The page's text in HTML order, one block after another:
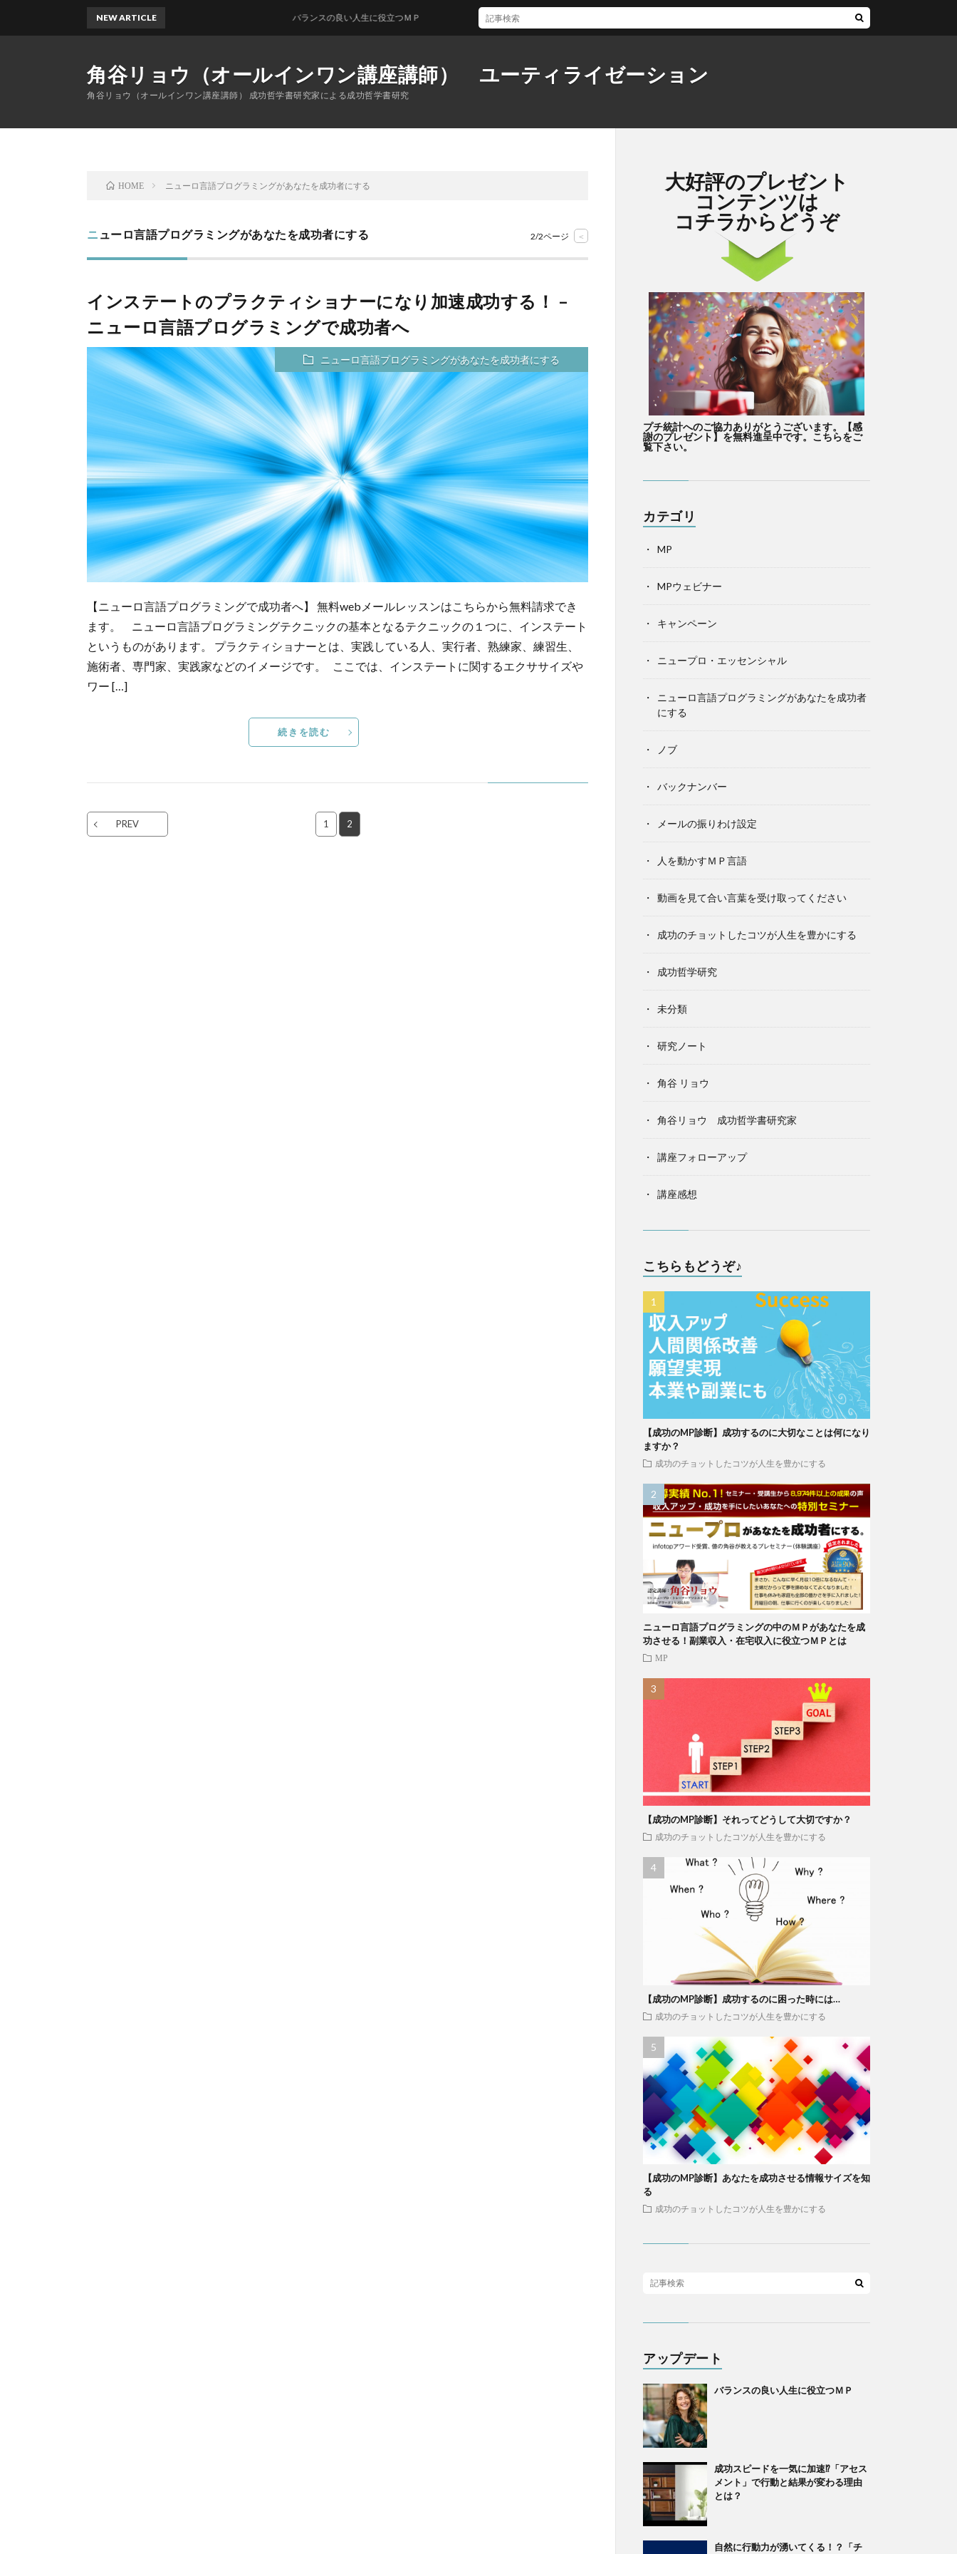
角谷リョウ（オールインワン講座講師） ユーティライゼーション
角谷リョウ（オールインワン講座講師） 成功哲学書研究家による成功哲学書研究
NEW ARTICLE バランスの良い人生に役立つＭＰ
HOME ニューロ言語プログラミングがあなたを成功者にする
ニューロ言語プログラミングがあなたを成功者にする 2/2ページ <
インステートのプラクティショナーになり加速成功する！ –
ニューロ言語プログラミングで成功者へ
ニューロ言語プログラミングがあなたを成功者にする
【ニューロ言語プログラミングで成功者へ】 無料webメールレッスンはこちらから無料請求でき
ます。 ニューロ言語プログラミングテクニックの基本となるテクニックの１つに、インステート
というものがあります。 プラクティショナーとは、実践している人、実行者、熟練家、練習生、
施術者、専門家、実践家などのイメージです。 ここでは、インステートに関するエクササイズや
ワー […]
続きを読む
PREV 1 2
大好評のプレゼント
コンテンツは
コチラからどうぞ
プチ統計へのご協力ありがとうございます。【感
謝のプレゼント】を無料進呈中です。こちらをご
覧下さい。
カテゴリ
MP
MPウェビナー
キャンペーン
ニュープロ・エッセンシャル
ニューロ言語プログラミングがあなたを成功者
にする
ノブ
バックナンバー
メールの振りわけ設定
人を動かすＭＰ言語
動画を見て合い言葉を受け取ってください
成功のチョットしたコツが人生を豊かにする
成功哲学研究
未分類
研究ノート
角谷 リョウ
角谷リョウ 成功哲学書研究家
講座フォローアップ
講座感想
こちらもどうぞ♪
【成功のMP診断】成功するのに大切なことは何になり
ますか？
成功のチョットしたコツが人生を豊かにする
ニューロ言語プログラミングの中のＭＰがあなたを成
功させる！副業収入・在宅収入に役立つＭＰとは
MP
【成功のMP診断】それってどうして大切ですか？
成功のチョットしたコツが人生を豊かにする
【成功のMP診断】成功するのに困った時には…
成功のチョットしたコツが人生を豊かにする
【成功のMP診断】あなたを成功させる情報サイズを知
る
成功のチョットしたコツが人生を豊かにする
アップデート
バランスの良い人生に役立つＭＰ
成功スピードを一気に加速⁉「アセス
メント」で行動と結果が変わる理由
とは？
自然に行動力が湧いてくる！？「チ